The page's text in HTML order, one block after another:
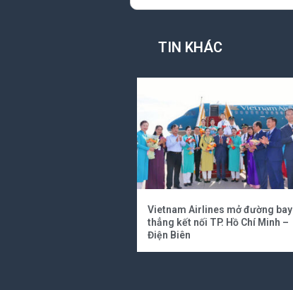
TIN KHÁC
Vietnam Airlines mở đường bay
thẳng kết nối TP. Hồ Chí Minh –
Điện Biên